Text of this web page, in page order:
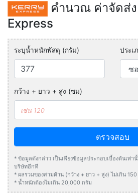
คำนวณ ค่าจัดส่ง
Express
ระบุน้ำหนักพัสดุ (กรัม) ประ
กว้าง + ยาว + สูง (ซม)
ตรวจสอบ
* ข้อมูลดังกล่าว เป็นเพียงข้อมูลประกอบเบื้องต้นเท่
บริษัทอีกที
* ผลรวมของสามด้าน (กว้าง + ยาว + สูง) ไม่เกิน
* น้ำหนักต้องไมเกิน 20,000 กรัม